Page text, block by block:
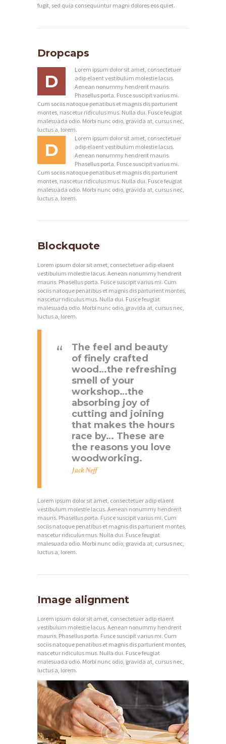
fugit, sed quia consequuntur magni dolores eos quiet.
Dropcaps
D
Lorem ipsum dolor sit amet, consectetuer
adip elaent vestibulum molestie lacus.
Aenean nonummy hendrerit mauris.
Phasellus porta. Fusce suscipit varius mi.
Cum sociis natoque penatibus et magnis dis parturient
montes, nascetur ridiculus mus. Nulla dui. Fusce feugiat
malesuada odio. Morbi nunc odio, gravida at, cursus nec,
luctus a, lorem.
D
Lorem ipsum dolor sit amet, consectetuer
adip elaent vestibulum molestie lacus.
Aenean nonummy hendrerit mauris.
Phasellus porta. Fusce suscipit varius mi.
Cum sociis natoque penatibus et magnis dis parturient
montes, nascetur ridiculus mus. Nulla dui. Fusce feugiat
malesuada odio. Morbi nunc odio, gravida at, cursus nec,
luctus a, lorem.
Blockquote
Lorem ipsum dolor sit amet, consectetuer adip elaent
vestibulum molestie lacus. Aenean nonummy hendrerit
mauris. Phasellus porta. Fusce suscipit varius mi. Cum
sociis natoque penatibus et magnis dis parturient montes,
nascetur ridiculus mus. Nulla dui. Fusce feugiat
malesuada odio. Morbi nunc odio, gravida at, cursus nec,
luctus a, lorem.
The feel and beauty
of finely crafted
wood…the refreshing
smell of your
workshop…the
absorbing joy of
cutting and joining
that makes the hours
race by… These are
the reasons you love
woodworking.
Jack Neff
Lorem ipsum dolor sit amet, consectetuer adip elaent
vestibulum molestie lacus. Aenean nonummy hendrerit
mauris. Phasellus porta. Fusce suscipit varius mi. Cum
sociis natoque penatibus et magnis dis parturient montes,
nascetur ridiculus mus. Nulla dui. Fusce feugiat
malesuada odio. Morbi nunc odio, gravida at, cursus nec,
luctus a, lorem.
Image alignment
Lorem ipsum dolor sit amet, consectetuer adip elaent
vestibulum molestie lacus. Aenean nonummy hendrerit
mauris. Phasellus porta. Fusce suscipit varius mi. Cum
sociis natoque penatibus et magnis dis parturient montes,
nascetur ridiculus mus. Nulla dui. Fusce feugiat
malesuada odio. Morbi nunc odio, gravida at, cursus nec,
luctus a, lorem.